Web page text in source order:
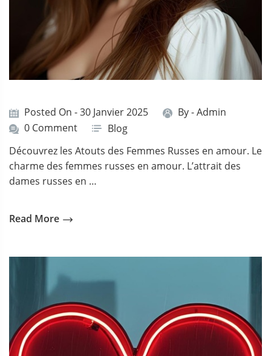
Posted On - 30 Janvier 2025 By -Admin
0 Comment
Blog
Découvrez les Atouts des Femmes Russes en amour. Le
charme des femmes russes en amour. L’attrait des
dames russes en …
Read More